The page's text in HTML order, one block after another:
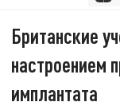
Британские
настроением
имплантата